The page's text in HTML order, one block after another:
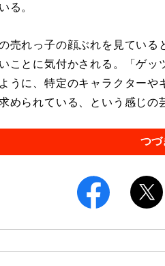
る。
売れっ子の顔ぶれを見ている
ことに気付かされる。「ゲ
うに、特定のキャラクター
められている、という感じの
つづ